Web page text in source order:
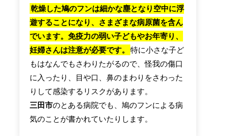
乾燥した鳩のフンは細かな塵となり空中に浮
遊することになり、さまざまな病原菌を含ん
でいます。免疫力の弱い子どもやお年寄り、
妊婦さんは注意が必要です。
特に小さな子ど
もはなんでもさわりたがるので、怪我の傷口
に入ったり、目や口、鼻のまわりをさわった
りして感染するリスクがあります。
三田市のとある病院でも、鳩のフンによる病
気のことが書かれていたりします。